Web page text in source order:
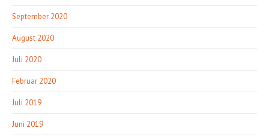
September 2020
August 2020
Juli 2020
Februar 2020
Juli 2019
Juni 2019